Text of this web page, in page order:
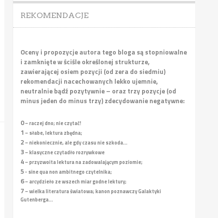
REKOMENDACJE
Oceny i propozycje autora tego bloga są stopniowalne
i zamknięte w ściśle określonej strukturze,
zawierającej osiem pozycji (od zera do siedmiu)
rekomendacji nacechowanych lekko ujemnie,
neutralnie bądź pozytywnie – oraz trzy pozycje (od
minus jeden do minus trzy) zdecydowanie negatywne:
0– raczej dno; nie czytać!
1 – słabe, lektura zbędna;
2– niekoniecznie, ale gdy czasu nie szkoda...
3– klasyczne czytadło rozrywkowe
4– przyzwoita lektura na zadowalającym poziomie;
5- sine qua non ambitnego czytelnika;
6– arcydzieło ze wszech miar godne lektury;
7– wielka literatura światowa; kanon poznawczy Galaktyki
Gutenberga...